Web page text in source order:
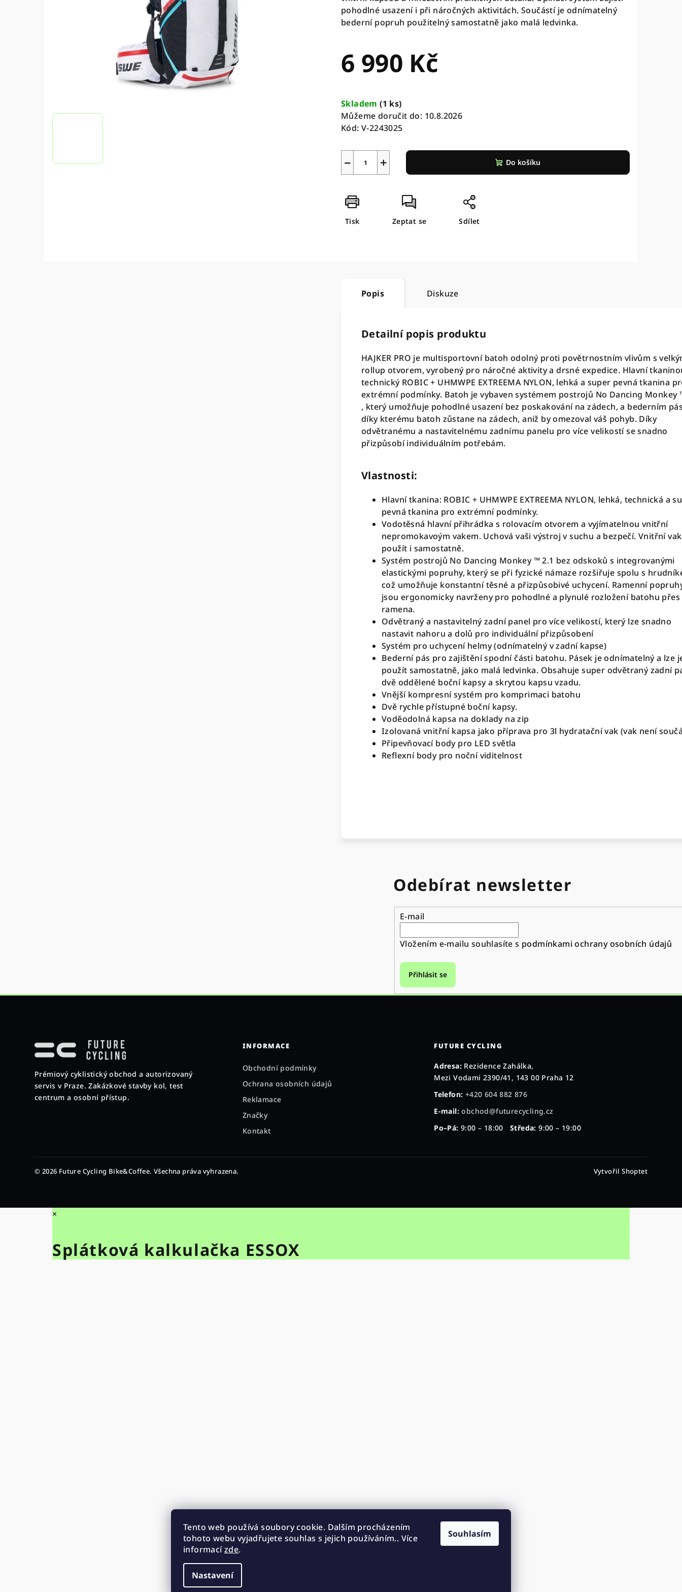
Tento web používá soubory cookie. Dalším procházením
tohoto webu vyjadřujete souhlas s jejich používáním.. Více
informacízde.
Nastavení
Souhlasím
pohodlné usazení i při náročných aktivitách. Součástí je odnímatelný
bederní popruh použitelný samostatně jako malá ledvinka.
6 990 Kč
cena:
Skladem(1 ks)
Můžeme doručit do: 10.8.2026
Kód: V-2243025
+
− Do košíku
Tisk Zeptat se Sdílet
Popis Diskuze
Detailní popis produktu
HAJKER PRO je multisportovní batoh odolný proti povětrnostním vlivům s
rollup otvorem, vyrobený pro náročné aktivity a drsné expedice. Hlavní
technický ROBIC + UHMWPE EXTREEMA NYLON, lehká a super pevná tkanina
extrémní podmínky. Batoh je vybaven systémem postrojů No Dancing Monkey
, který umožňuje pohodlné usazení bez poskakování na zádech, a bederním
díky kterému batoh zůstane na zádech, aniž by omezoval váš pohyb. Díky
odvětranému a nastavitelnému zadnímu panelu pro více velikostí se snadno
přizpůsobí individuálním potřebám.
Vlastnosti:
Hlavní tkanina: ROBIC + UHMWPE EXTREEMA NYLON, lehká, technická a
pevná tkanina pro extrémní podmínky.
Vodotěsná hlavní přihrádka s rolovacím otvorem a vyjímatelnou vnitřní
nepromokavoým vakem. Uchová vaši výstroj v suchu a bezpečí. Vnitřní
použít i samostatně.
Systém postrojů No Dancing Monkey ™ 2.1 bez odskoků s integrovanými
elastickými popruhy, který se při fyzické námaze rozšiřuje spolu s
což umožňuje konstantní těsné a přizpůsobivé uchycení. Ramenní
jsou ergonomicky navrženy pro pohodlné a plynulé rozložení batohu přes
ramena.
Odvětraný a nastavitelný zadní panel pro více velikostí, který lze snadno
nastavit nahoru a dolů pro individuální přizpůsobení
Systém pro uchycení helmy (odnímatelný v zadní kapse)
Bederní pás pro zajištění spodní části batohu. Pásek je odnímatelný a lze
použít samostatně, jako malá ledvinka. Obsahuje super odvětraný zadní
dvě oddělené boční kapsy a skrytou kapsu vzadu.
Vnější kompresní systém pro komprimaci batohu
Dvě rychle přístupné boční kapsy.
Voděodolná kapsa na doklady na zip
Izolovaná vnitřní kapsa jako příprava pro 3l hydratační vak (vak není
Připevňovací body pro LED světla
Reflexní body pro noční viditelnost
Odebírat newsletter
E-mail
Vložením e-mailu souhlasíte s podmínkami ochrany osobních údajů
Přihlásit se
Prémiový cyklistický obchod a autorizovaný
servis v Praze. Zakázkové stavby kol, test
centrum a osobní přístup.
INFORMACE
Obchodní podmínky
Ochrana osobních údajů
Reklamace
Značky
Kontakt
FUTURE CYCLING
Adresa: Rezidence Zahálka,
Mezi Vodami 2390/41, 143 00 Praha 12
Telefon: +420 604 882 876
E-mail: obchod@futurecycling.cz
Po–Pá: 9:00 – 18:00Středa: 9:00 – 19:00
© 2026 Future Cycling Bike&Coffee. Všechna práva vyhrazena. Vytvořil Shoptet
×
Splátková kalkulačka ESSOX